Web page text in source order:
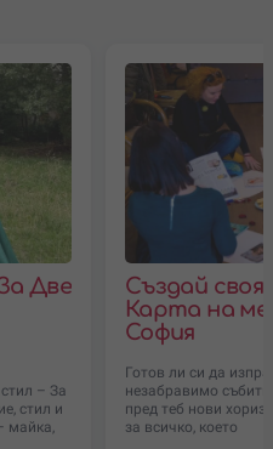
Две
– За
стил и
майка,
Създай своя
Карта на
София
Готов ли си да
незабравимо
пред теб нови
за всичко, което